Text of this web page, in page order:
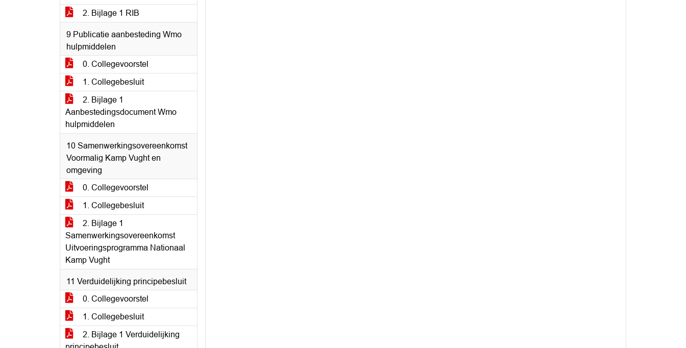
2. Bijlage 1 RIB
9 Publicatie aanbesteding Wmo
hulpmiddelen
0. Collegevoorstel
1. Collegebesluit
2. Bijlage 1
Aanbestedingsdocument Wmo
hulpmiddelen
10 Samenwerkingsovereenkomst
Voormalig Kamp Vught en
omgeving
0. Collegevoorstel
1. Collegebesluit
2. Bijlage 1
Samenwerkingsovereenkomst
Uitvoeringsprogramma Nationaal
Kamp Vught
11 Verduidelijking principebesluit
0. Collegevoorstel
1. Collegebesluit
2. Bijlage 1 Verduidelijking